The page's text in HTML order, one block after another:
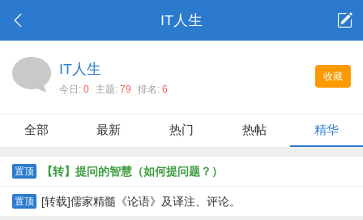
IT人生
收藏
IT人生
今日: 0 主题: 79 排名: 6
全部 最新 热门 热帖 精华
置顶 【转】提问的智慧（如何提问题？）
置顶 [转载]儒家精髓《论语》及译注、评论。